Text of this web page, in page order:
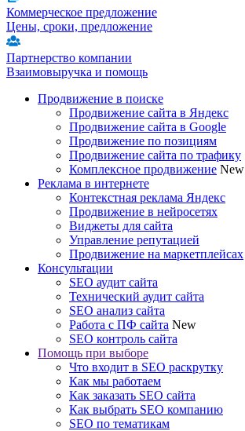
Коммерческое предложение
Цены, сроки, предложение
Партнерство компании
Взаимовыручка и помощь
Продвижение в поиске
Продвижение сайта в Яндекс
Продвижение сайта в Google
Продвижение по позициям
Продвижение сайта по трафику
Комплексное продвижение New
Реклама в интернете
Контекстная реклама Яндекс
Продвижение в нейросетях
Виджеты для сайта
Управление репутацией
Продвижение на маркетплейсах
Консультации
SEO аудит сайта
Технический аудит сайта
SEO анализ сайта
Работа с ПФ сайта New
SEO контроль сайта
Помощь при выборе
Что входит в SEO раскрутку
Как мы работаем
Как заказать SEO сайта
Как выбрать SEO компанию
SEO по тематикам